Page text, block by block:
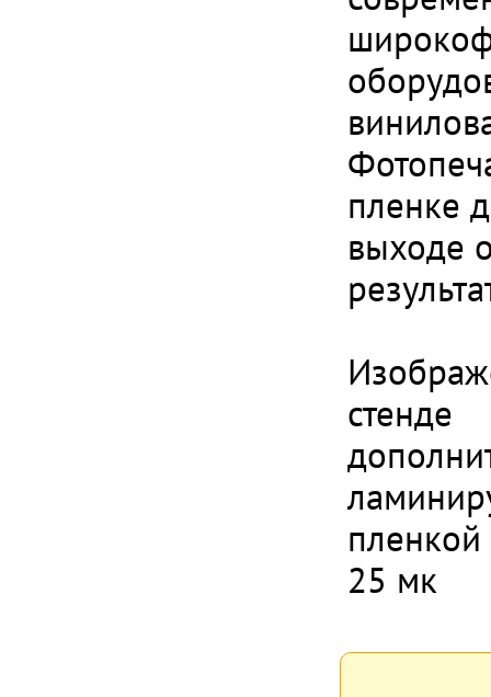
пленке
выходе
стенде
25 мк